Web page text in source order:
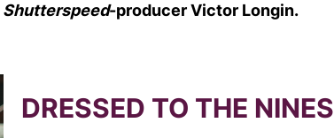
Shutterspeed-producer Victor Longin.
DRESSED TO THE NINES